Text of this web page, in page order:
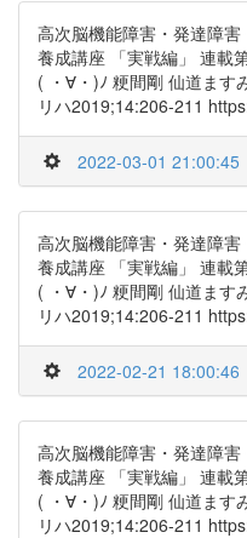
高次脳機能障害・発達障
養成講座 「実戦編」 連載
( ・∀・)ﾉ 粳間剛 仙道ます
リハ2019;14:206-211
2022-03-01 21:00:45
高次脳機能障害・発達障
養成講座 「実戦編」 連載
( ・∀・)ﾉ 粳間剛 仙道ます
リハ2019;14:206-211
2022-02-21 18:00:46
高次脳機能障害・発達障
養成講座 「実戦編」 連載
( ・∀・)ﾉ 粳間剛 仙道ます
リハ2019;14:206-211